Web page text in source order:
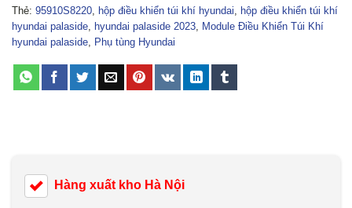
Thẻ: 95910S8220, hộp điều khiển túi khí hyundai, hộp điều khiển túi khí
hyundai palaside, hyundai palaside 2023, Module Điều Khiển Túi Khí
hyundai palaside, Phụ tùng Hyundai
Hàng xuất kho Hà Nội